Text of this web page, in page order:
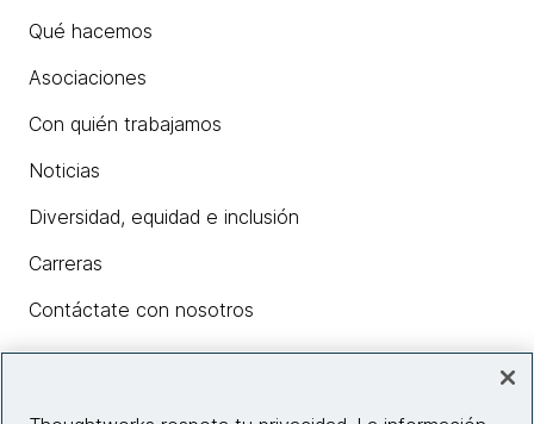
Qué hacemos
Asociaciones
Con quién trabajamos
Noticias
Diversidad, equidad e inclusión
Carreras
Contáctate con nosotros